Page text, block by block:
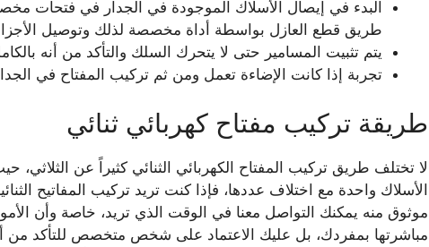
البدء في إيصال الأسلاك الموجودة في الجدار في فتحات
طريق قطع العازل بواسطة أداة مخصصة لذلك وتوصيل
يتم تثبيت المسامير حتى لا يتحرك السلك والتأكد من أنه
تجربة إذا كانت الإضاءة تعمل ومن ثم تركيب المفتاح في
طريقة تركيب مفتاح كهربائي ثنائي
لا تختلف طريق تركيب المفتاح الكهربائي الثنائي كثيراً عن
الأسلاك واحدة مع اختلاف عددها، فإذا كنت تريد تركيب المفاتيح
موثوق منه يمكنك التواصل معنا في الوقت الذي تريد، خاصة وأن
مباشرتها بمفردك، بل عليك الاعتماد على شخص متخصص للتأكد من